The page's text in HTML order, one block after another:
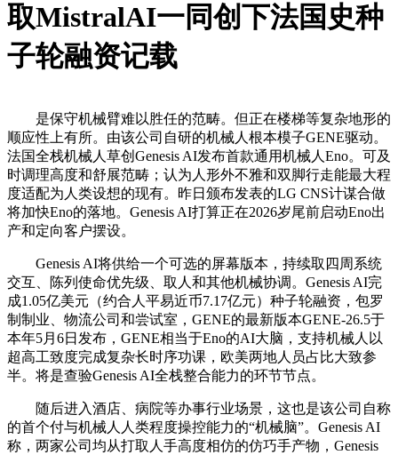
取MistralAI一同创下法国史种
子轮融资记载
是保守机械臂难以胜任的范畴。但正在楼梯等复杂地形的
顺应性上有所。由该公司自研的机械人根本模子GENE驱动。
法国全栈机械人草创Genesis AI发布首款通用机械人Eno。可及
时调理高度和舒展范畴；认为人形外不雅和双脚行走能最大程
度适配为人类设想的现有。昨日颁布发表的LG CNS计谋合做
将加快Eno的落地。Genesis AI打算正在2026岁尾前启动Eno出
产和定向客户摆设。
Genesis AI将供给一个可选的屏幕版本，持续取四周系统
交互、陈列使命优先级、取人和其他机械协调。Genesis AI完
成1.05亿美元（约合人平易近币7.17亿元）种子轮融资，包罗
制制业、物流公司和尝试室，GENE的最新版本GENE-26.5于
本年5月6日发布，GENE相当于Eno的AI大脑，支持机械人以
超高工致度完成复杂长时序功课，欧美两地人员占比大致参
半。将是查验Genesis AI全栈整合能力的环节节点。
随后进入酒店、病院等办事行业场景，这也是该公司自称
的首个付与机械人人类程度操控能力的“机械脑”。Genesis AI
称，两家公司均从打取人手高度相仿的仿巧手产物，Genesis